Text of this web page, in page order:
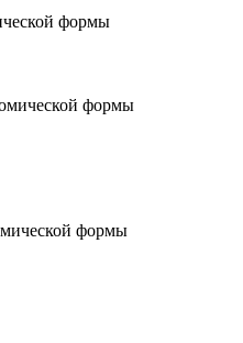
формы
формы
формы